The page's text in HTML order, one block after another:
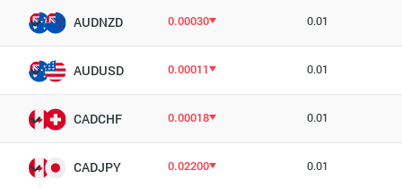
AUDNZD 0.00030 0.01
AUDUSD 0.00011 0.01
CADCHF 0.00018 0.01
CADJPY 0.02200 0.01